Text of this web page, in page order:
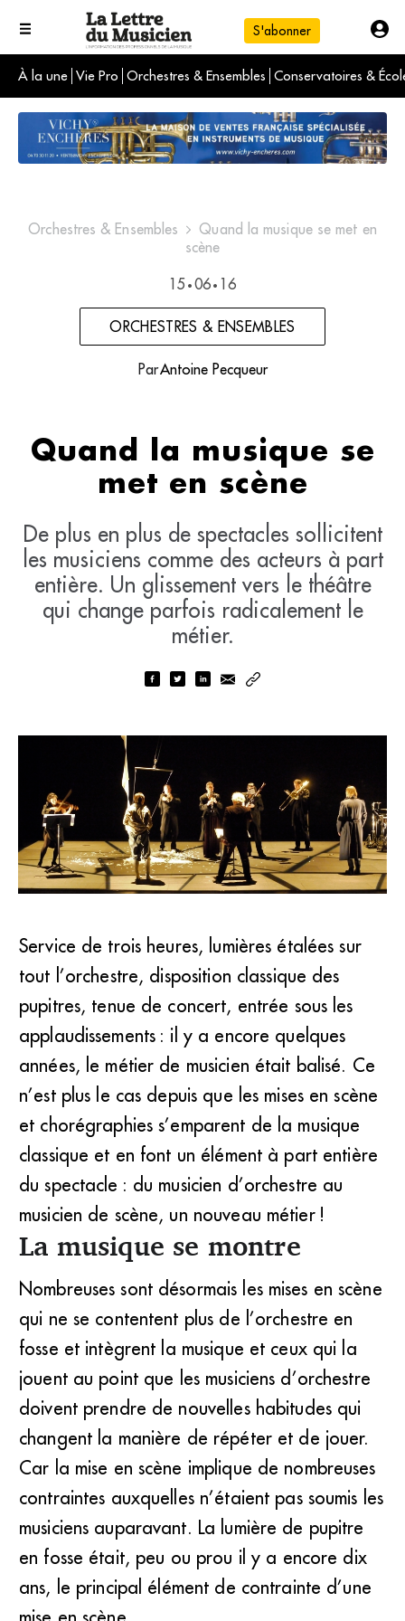
S'abonner
À la une Vie Pro Orchestres & Ensembles Conservatoires &
L'info du jour
Le numéro du mois
International
Orchestres & Ensembles
Quand la musique se met en
scène
15 • 06 • 16
ORCHESTRES & ENSEMBLES
ParAntoine Pecqueur
Quand la musique se
met en scène
De plus en plus de spectacles sollicitent
les musiciens comme des acteurs à part
entière. Un glissement vers le théâtre
qui change parfois radicalement le
métier.
“L’Histoire du soldat” par l’ensemble TM+, mise en scène
Jean-Christophe Saïs. (DR)
Service de trois heures, lumières étalées sur
tout l’orchestre, disposition classique des
pupitres, tenue de concert, entrée sous les
applaudissements : il y a encore quelques
années, le métier de musicien était balisé. Ce
n’est plus le cas depuis que les mises en scène
et chorégraphies s’emparent de la musique
classique et en font un élément à part entière
du spectacle : du musicien d’orchestre au
musicien de scène, un nouveau métier !
La musique se montre
Nombreuses sont désormais les mises en scène
qui ne se contentent plus de l’orchestre en
fosse et intègrent la musique et ceux qui la
jouent au point que les musiciens d’orchestre
doivent prendre de nouvelles habitudes qui
changent la manière de répéter et de jouer.
Car la mise en scène implique de nombreuses
contraintes auxquelles n’étaient pas soumis les
musiciens auparavant. La lumière de pupitre
en fosse était, peu ou prou il y a encore dix
ans, le principal élément de contrainte d’une